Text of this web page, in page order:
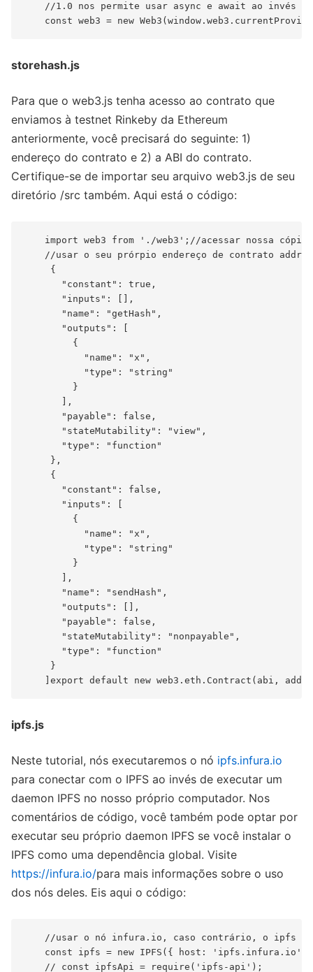
//1.0 nos permite usar async e await ao invés
storehash.js
Para que o web3.js tenha acesso ao contrato que
enviamos à testnet Rinkeby da Ethereum
anteriormente, você precisará do seguinte: 1)
endereço do contrato e 2) a ABI do contrato.
Certifique-se de importar seu arquivo web3.js de seu
diretório /src também. Aqui está o código:
import web3 from './web3';//acessar nossa
//usar o seu prórpio endereço de contrato
     {
       "constant": true,
       "inputs": [],
       "name": "getHash",
       "outputs": [
         {
           "name": "x",
           "type": "string"
         }
       ],
       "payable": false,
       "stateMutability": "view",
       "type": "function"
     },
     {
       "constant": false,
       "inputs": [
         {
           "name": "x",
           "type": "string"
         }
       ],
       "name": "sendHash",
       "outputs": [],
       "payable": false,
       "stateMutability": "nonpayable",
       "type": "function"
     }
ipfs.js
Neste tutorial, nós executaremos o nó ipfs.infura.io
para conectar com o IPFS ao invés de executar um
daemon IPFS no nosso próprio computador. Nos
comentários de código, você também pode optar por
executar seu próprio daemon IPFS se você instalar o
IPFS como uma dependência global. Visite
https://infura.io/para mais informações sobre o uso
dos nós deles. Eis aqui o código:
//usar o nó infura.io, caso contrário, o ipfs
const ipfs = new IPFS({ host:
    // const ipfsApi = require('ipfs-api');